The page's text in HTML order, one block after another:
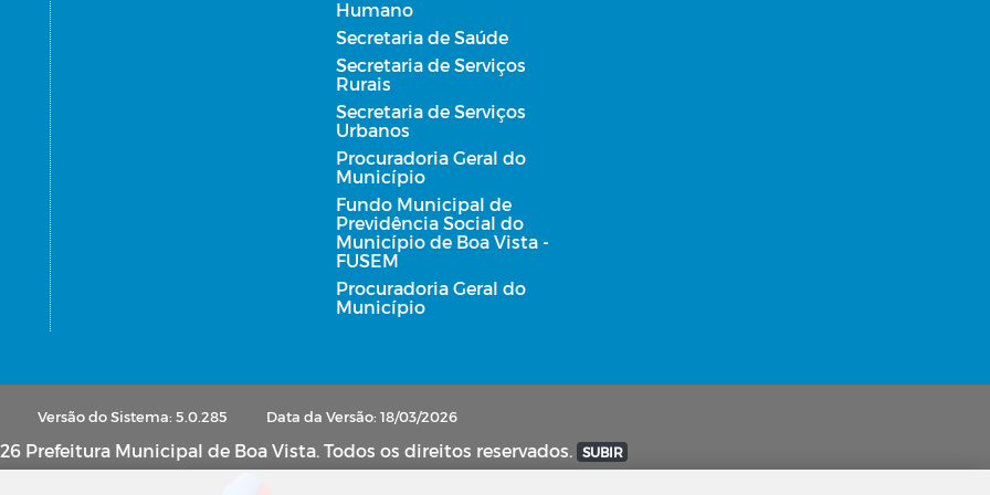
Humano
Secretaria de Saúde
Secretaria de Serviços
Rurais
Secretaria de Serviços
Urbanos
Procuradoria Geral do
Município
Fundo Municipal de
Previdência Social do
Município de Boa Vista -
FUSEM
Procuradoria Geral do
Município
Versão do Sistema: 5.0.285 Data da Versão: 18/03/2026
Prefeitura Municipal de Boa Vista. Todos os direitos reservados. SUBIR